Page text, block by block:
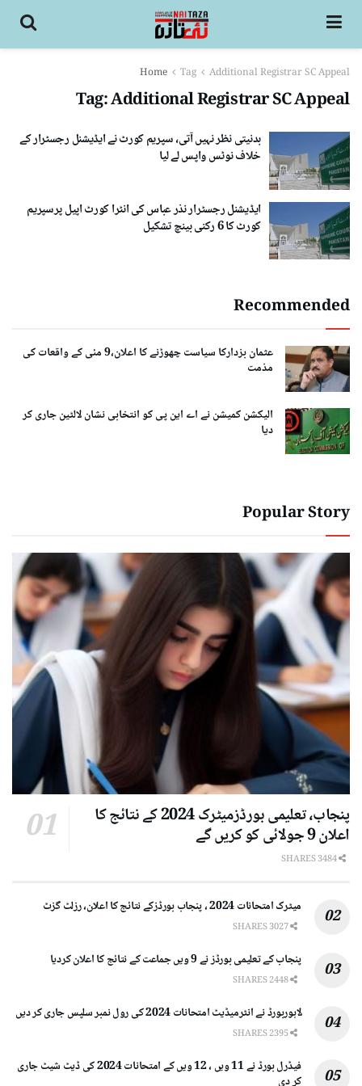
Home Tag Additional Registrar SC Appeal
Tag:Additional Registrar SC Appeal
بدنیتی نظر نہیں آتی، سپریم کورٹ نے ایڈیشنل رجسٹرار کے
خلاف نوٹس واپس لے لیا
ایڈیشنل رجسٹرار نذر عباس کی انٹرا کورٹ اپیل پرسپریم
کورٹ کا 6 رکنی بینچ تشکیل
Recommended
عثمان بزدارکا سیاست چھوڑنے کا اعلان،9 مئی کے واقعات کی
مذمت
الیکشن کمیشن نے اے این پی کو انتخابی نشان لالٹین جاری کر
دیا
Popular Story
پنجاب، تعلیمی بورڈزمیٹرک 2024 کے نتائج کا
اعلان 9 جولائی کو کریں گے
میٹرک امتحانات 2024 ، پنجاب بورڈزکے نتائج کا اعلان، رزلٹ گزٹ
پنجاب کے تعلیمی بورڈز نے 9 ویں جماعت کے نتائج کا اعلان کردیا
لاہوربورڈ نے انٹرمیڈیٹ امتحانات 2024 کی رول نمبر سلپس جاری کر دیں
فیڈرل بورڈ نے 11 ویں ، 12 ویں کے امتحانات 2024 کی ڈیٹ شیٹ جاری